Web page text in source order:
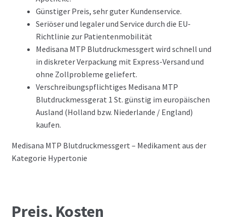
Günstiger Preis, sehr guter Kundenservice.
Seriöser und legaler und Service durch die EU-
Richtlinie zur Patientenmobilität
Medisana MTP Blutdruckmessgert wird schnell und
in diskreter Verpackung mit Express-Versand und
ohne Zollprobleme geliefert.
Verschreibungspflichtiges Medisana MTP
Blutdruckmessgerat 1 St. günstig im europäischen
Ausland (Holland bzw. Niederlande / England)
kaufen.
Medisana MTP Blutdruckmessgert – Medikament aus der
Kategorie Hypertonie
Preis, Kosten